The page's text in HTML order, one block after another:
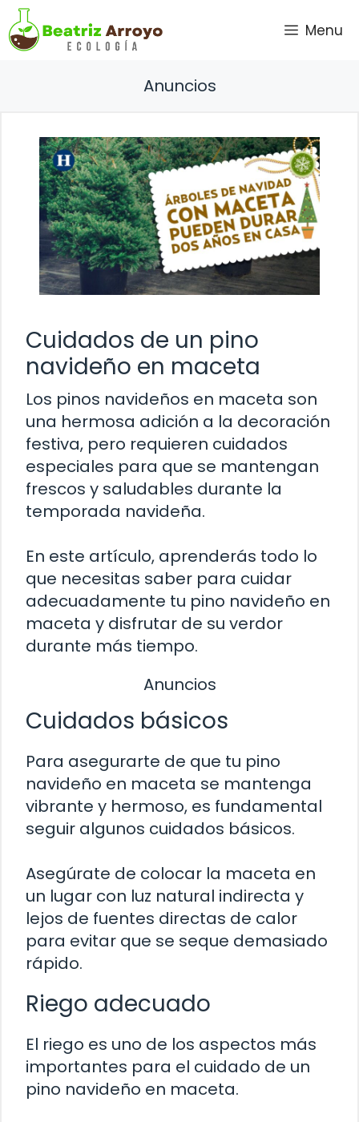
Saltar
al
contenido
Menu
Anuncios
Cuidados de un pino
navideño en maceta
Los pinos navideños en maceta son
una hermosa adición a la decoración
festiva, pero requieren cuidados
especiales para que se mantengan
frescos y saludables durante la
temporada navideña.
En este artículo, aprenderás todo lo
que necesitas saber para cuidar
adecuadamente tu pino navideño en
maceta y disfrutar de su verdor
durante más tiempo.
Anuncios
Cuidados básicos
Para asegurarte de que tu pino
navideño en maceta se mantenga
vibrante y hermoso, es fundamental
seguir algunos cuidados básicos.
Asegúrate de colocar la maceta en
un lugar con luz natural indirecta y
lejos de fuentes directas de calor
para evitar que se seque demasiado
rápido.
Riego adecuado
El riego es uno de los aspectos más
importantes para el cuidado de un
pino navideño en maceta.